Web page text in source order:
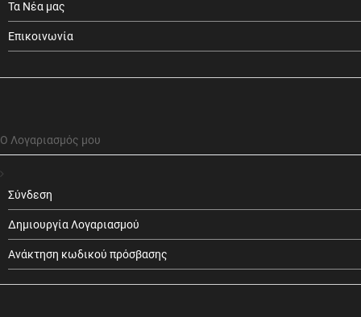
Τα Νέα μας
Επικοινωνία
Ο Λογαριασμός μου
Σύνδεση
Δημιουργία Λογαριασμού
Ανάκτηση κωδικού πρόσβασης